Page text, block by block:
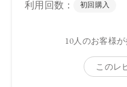
商品によっては、お届けま
●パッケージはリニューア
●パッケージのリニューア